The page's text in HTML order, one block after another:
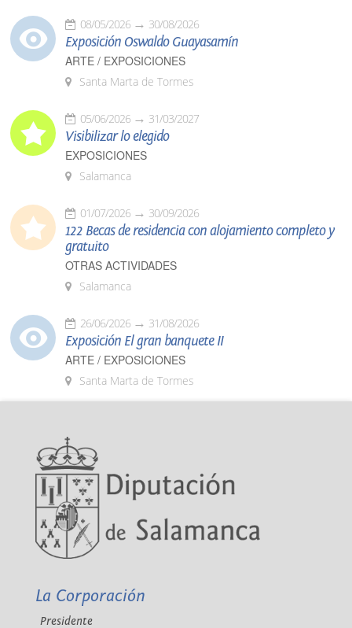
08/05/2026 30/08/2026
Exposición Oswaldo Guayasamín
ARTE / EXPOSICIONES
Santa Marta de Tormes
05/06/2026 31/03/2027
Visibilizar lo elegido
EXPOSICIONES
Salamanca
01/07/2026 30/09/2026
122 Becas de residencia con alojamiento completo y
gratuito
OTRAS ACTIVIDADES
Salamanca
26/06/2026 31/08/2026
Exposición El gran banquete II
ARTE / EXPOSICIONES
Santa Marta de Tormes
La Corporación
Presidente